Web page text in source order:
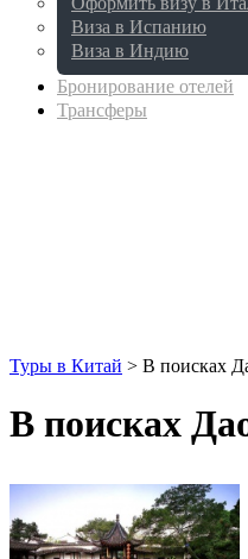
Виза в Испанию
Виза в Индию
Бронирование отелей
Трансферы
Туры в Китай > В поисках
В поисках